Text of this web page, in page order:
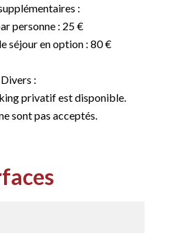
:
personne : 25 €
séjour en option : 80 €
Divers :
privatif est disponible.
sont pas acceptés.